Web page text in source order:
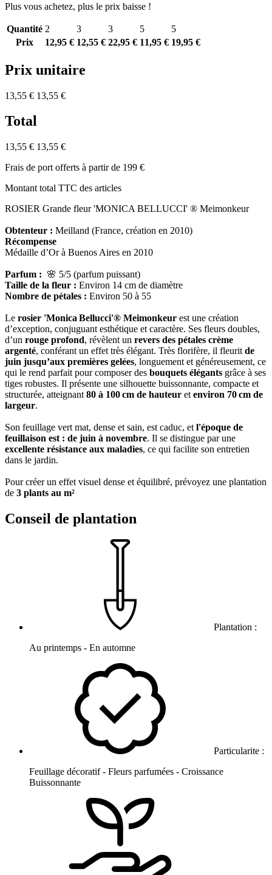
Plus vous achetez, plus le prix baisse !
Quantité 2 3 3 5
5
Prix
12,95 € 12,55 € 22,95 € 11,95 € 19,95 €
Prix unitaire
13,55 € 13,55 €
Total
13,55 € 13,55 €
Frais de port offerts à partir de 199 €
Montant total TTC des articles
ROSIER Grande fleur 'MONICA BELLUCCI' ® Meimonkeur
Obtenteur : Meilland (France, création en 2010)
Récompense
Médaille d’Or à Buenos Aires en 2010
Parfum : 🌸 5/5 (parfum puissant)
Taille de la fleur : Environ 14 cm de diamètre
Nombre de pétales : Environ 50 à 55
Le rosier 'Monica Bellucci'® Meimonkeur est une création
d’exception, conjuguant esthétique et caractère. Ses fleurs doubles,
d’un rouge profond, révèlent un revers des pétales crème
argenté, conférant un effet très élégant. Très florifère, il fleurit de
juin jusqu’aux premières gelées, longuement et généreusement, ce
qui le rend parfait pour composer des bouquets élégants grâce à ses
tiges robustes. Il présente une silhouette buissonnante, compacte et
structurée, atteignant 80 à 100 cm de hauteur et environ 70 cm de
largeur.
Son feuillage vert mat, dense et sain, est caduc, et l'époque de
feuillaison est : de juin à novembre. Il se distingue par une
excellente résistance aux maladies, ce qui facilite son entretien
dans le jardin.
Pour créer un effet visuel dense et équilibré, prévoyez une plantation
de 3 plants au m²
Conseil de plantation
Plantation :
Au printemps - En automne
Particularite :
Feuillage décoratif - Fleurs parfumées - Croissance
Buissonnante